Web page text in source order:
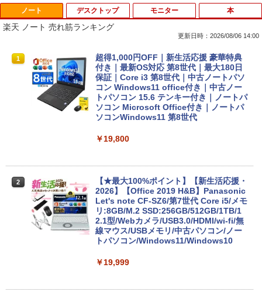
ノート
楽天 ノート 売れ筋ランキング
更新日時：2026/08/06 14:00
1
超得1,000円OFF｜新生活応援 豪華特典
付き｜最新OS対応 第8世代｜最大180日
保証｜Core i3 第8世代｜中古ノートパソ
コン Windows11 office付き｜中古ノー
トパソコン 15.6 テンキー付き｜ノートパ
ソコン Microsoft Office付き｜ノートパ
ソコンWindows11 第8世代
￥19,800
2
【★最大100%ポイント】【新生活応援・
2026】【Office 2019 H&B】Panasonic
Let's note CF-SZ6/第7世代 Core i5/メモ
リ:8GB/M.2 SSD:256GB/512GB/1TB/1
2.1型/Webカメラ/USB3.0/HDMI/wi-fi/無
線マウス/USBメモリ/中古パソコン/ノー
トパソコン/Windows11/Windows10
￥19,999
デスクトップ モニター 本